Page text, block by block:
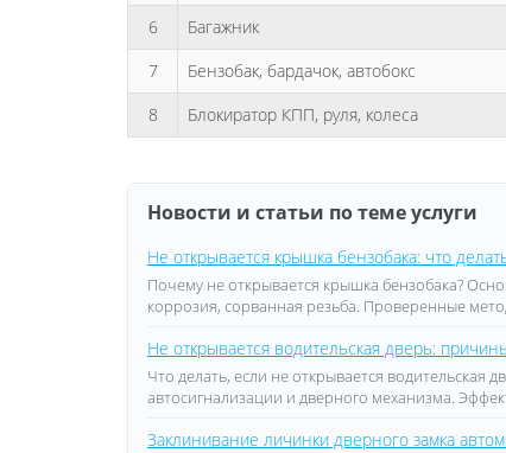
6
Багажник
7
Бензобак, бардачок, автобокс
8
Блокиратор КПП, руля, колеса
Новости и статьи по теме услуги
Не открывается крышка бензобака: что
Почему не открывается крышка бензобака?
коррозия, сорванная резьба. Проверенные
Не открывается водительская дверь:
Что делать, если не открывается
автосигнализации и дверного механизма.
Заклинивание личинки дверного замка